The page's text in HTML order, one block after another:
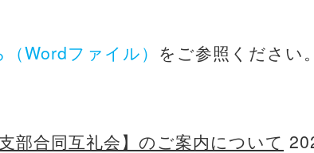
Wordファイル） をご参照ください。
部合同互礼会】のご案内について